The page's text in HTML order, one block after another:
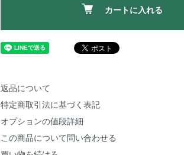
カートに入れる
返品について
特定商取引法に基づく表記
オプションの値段詳細
この商品について問い合わせる